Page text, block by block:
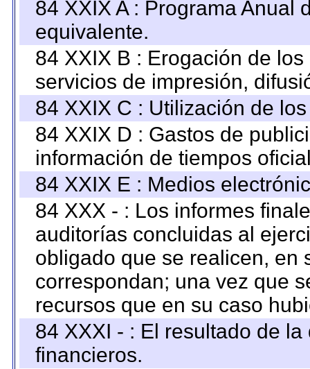
84 XXIX A : Programa Anual
equivalente.
84 XXIX B : Erogación de
servicios de impresión,
84 XXIX C : Utilización de
84 XXIX D : Gastos de
información de tiempos
84 XXIX E : Medios
84 XXX - : Los informes
auditorías concluidas al
obligado que se realicen, en
correspondan; una vez que
recursos que en su caso
84 XXXI - : El resultado de
financieros.